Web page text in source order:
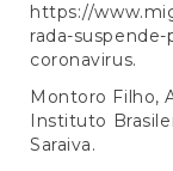
https://
rada-
coronavirus.
Montoro Filho,
Instituto
Saraiva.